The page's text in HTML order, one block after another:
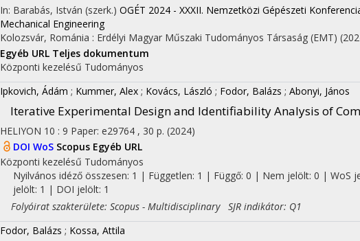
In: Barabás, István (szerk.) OGÉT 2024 - XXXII. Nemzetközi Gépészeti
Mechanical Engineering
Kolozsvár, Románia : Erdélyi Magyar Műszaki Tudományos Társaság (EMT)
Egyéb URL Teljes dokumentum
Központi kezelésű Tudományos
Ipkovich, Ádám ; Kummer, Alex ; Kovács, László ; Fodor, Balázs ; Abonyi, János
Iterative Experimental Design and Identifiability Analysis of
HELIYON 10 : 9 Paper: e29764 , 30 p. (2024)
DOI WoS Scopus Egyéb URL
Központi kezelésű Tudományos
Nyilvános idéző összesen: 1 | Független: 1 | Függő: 0 | Nem jelölt: 0 | WoS
jelölt: 1 | DOI jelölt: 1
Folyóirat szakterülete: Scopus - Multidisciplinary SJR indikátor: Q1
Fodor, Balázs ; Kossa, Attila